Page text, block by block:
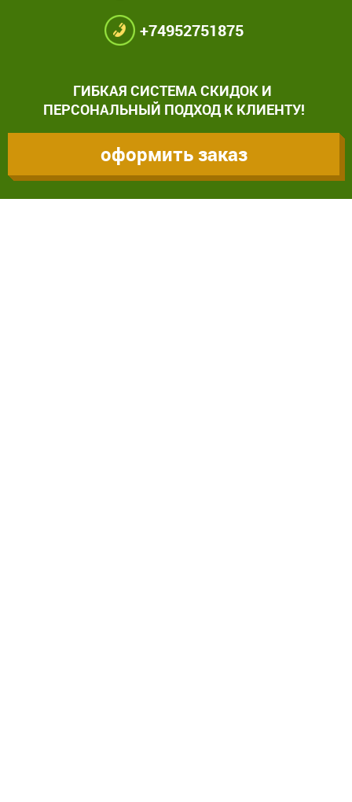
+74952751875
ГИБКАЯ СИСТЕМА СКИДОК И
ПЕРСОНАЛЬНЫЙ ПОДХОД К КЛИЕНТУ!
оформить заказ